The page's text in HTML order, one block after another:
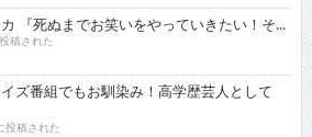
『死ぬまでお笑いをやっていきたい！そ...
稿された
ズ番組でもお馴染み！高学歴芸人として
稿された